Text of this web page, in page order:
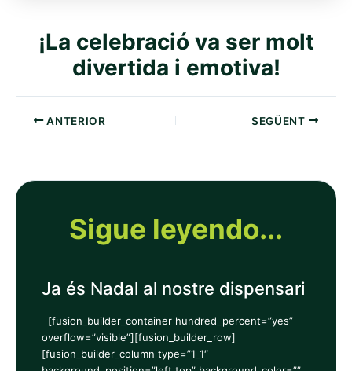
¡La celebració va ser molt
divertida i emotiva!
ANTERIOR SEGÜENT
Sigue leyendo...
Ja és Nadal al nostre dispensari
[fusion_builder_container hundred_percent=”yes”
overflow=”visible”][fusion_builder_row]
[fusion_builder_column type=”1_1″